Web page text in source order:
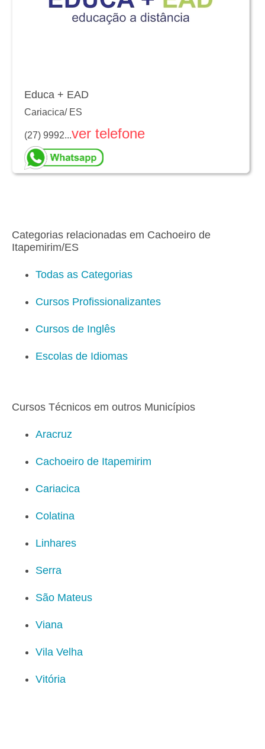
Educa + EAD
Cariacica/ ES
(27) 9992...ver telefone
Categorias relacionadas em Cachoeiro de
Itapemirim/ES
Todas as Categorias
Cursos Profissionalizantes
Cursos de Inglês
Escolas de Idiomas
Cursos Técnicos em outros Municípios
Aracruz
Cachoeiro de Itapemirim
Cariacica
Colatina
Linhares
Serra
São Mateus
Viana
Vila Velha
Vitória